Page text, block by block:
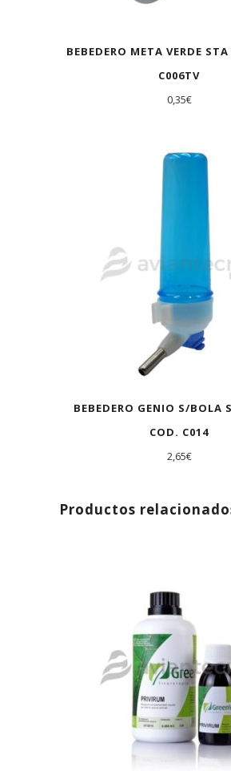
BEBEDERO META VERDE
C006TV
0,35€
BEBEDERO GENIO S/BOLA
COD. C014
2,65€
Productos